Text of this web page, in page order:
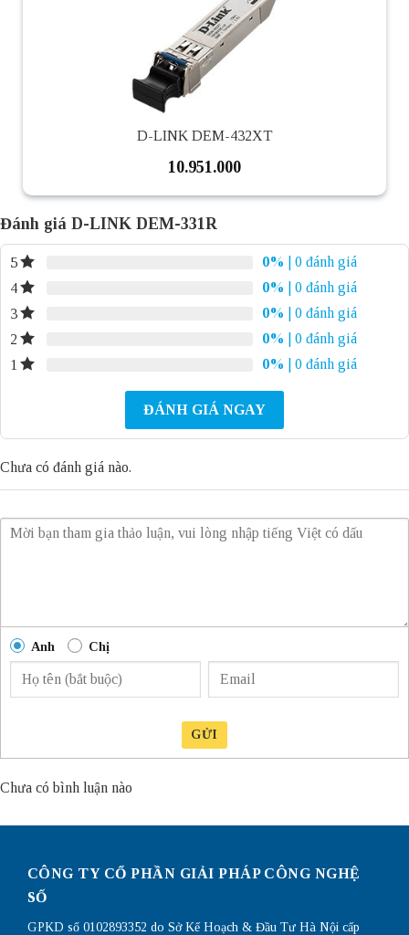
D-LINK DEM-432XT
10.951.000
Đánh giá D-LINK DEM-331R
5 0%
| 0 đánh giá
4
0%
| 0 đánh giá
3
0%
| 0 đánh giá
2
0%
| 0 đánh giá
1
0% | 0 đánh giá
ĐÁNH GIÁ NGAY
Chưa có đánh giá nào.
Anh Chị
GỬI
Chưa có bình luận nào
CÔNG TY CỔ PHẦN GIẢI PHÁP CÔNG NGHỆ
SỐ
GPKD số 0102893352 do Sở Kế Hoạch & Đầu Tư Hà Nội cấp